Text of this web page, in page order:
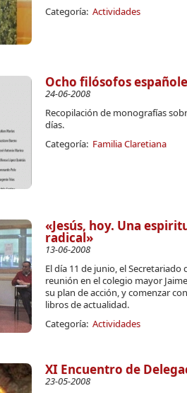
Categoría: Actividades
Ocho filósofos
24-06-2008
Recopilación de monografías
días.
Categoría: Familia Claretiana
«Jesús, hoy. Una
radical»
13-06-2008
El día 11 de junio, el
reunión en el colegio mayor
su plan de acción, y comenzar
libros de actualidad.
Categoría: Actividades
XI Encuentro de
23-05-2008